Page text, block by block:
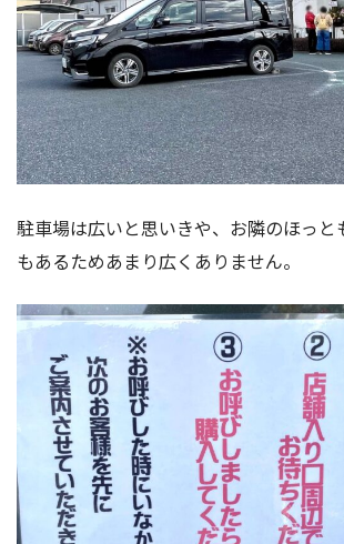
駐車場は広いと思いきや、お隣のほっと
もあるためあまり広くありません。